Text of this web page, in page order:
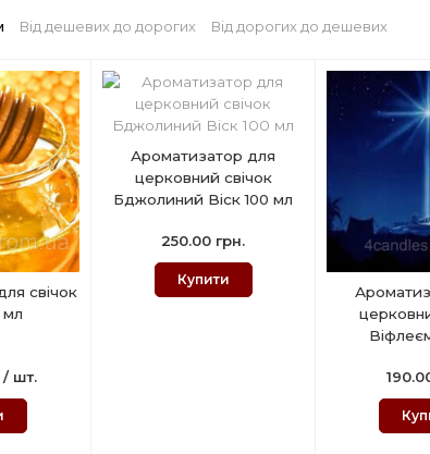
Від дешевих до дорогих Від дорогих до дешевих
свічок
/ шт.
Ароматизатор для
церковний свічок
Бджолиний Віск 100 мл
250.00 грн.
Купити